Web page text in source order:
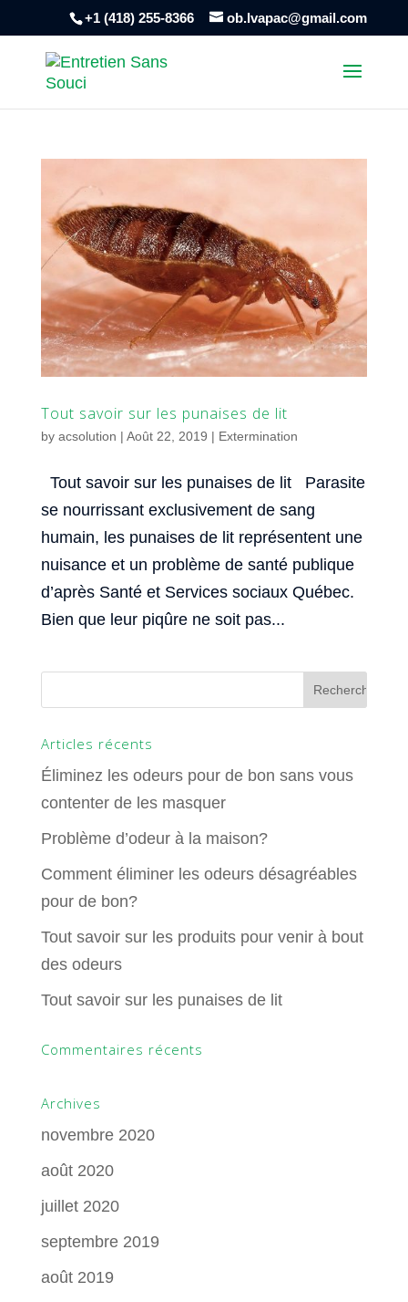
+1 (418) 255-8366 ob.lvapac@gmail.com
Tout savoir sur les punaises de lit
by acsolution | Août 22, 2019 | Extermination
Tout savoir sur les punaises de lit Parasite
se nourrissant exclusivement de sang
humain, les punaises de lit représentent une
nuisance et un problème de santé publique
d’après Santé et Services sociaux Québec.
Bien que leur piqûre ne soit pas...
Articles récents
Éliminez les odeurs pour de bon sans vous
contenter de les masquer
Problème d’odeur à la maison?
Comment éliminer les odeurs désagréables
pour de bon?
Tout savoir sur les produits pour venir à bout
des odeurs
Tout savoir sur les punaises de lit
Commentaires récents
Archives
novembre 2020
août 2020
juillet 2020
septembre 2019
août 2019